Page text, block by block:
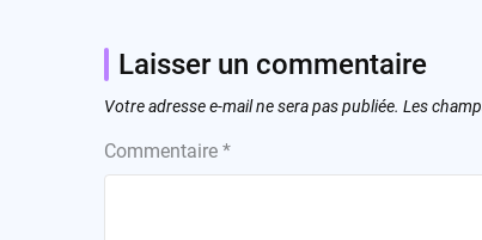
Laisser un commentaire
Votre adresse e-mail ne sera pas publiée. Les
Commentaire *